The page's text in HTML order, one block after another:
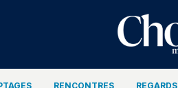
RENCONTRES REGARDS